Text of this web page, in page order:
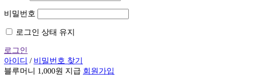
비밀번호
로그인 상태 유지
로그인
아이디 / 비밀번호 찾기
블루머니 1,000원 지급 회원가입